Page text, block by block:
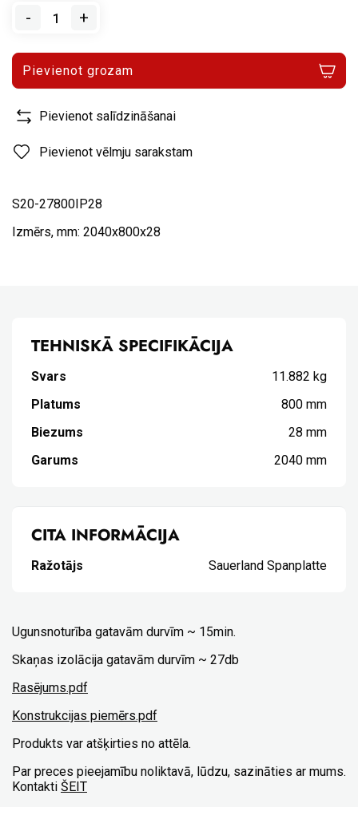
- +
Pievienot grozam
Pievienot salīdzināšanai
Pievienot vēlmju sarakstam
S20-27800IP28
Izmērs, mm: 2040x800x28
TEHNISKĀ SPECIFIKĀCIJA
Svars
11.882 kg
Platums
800 mm
Biezums
28 mm
Garums
2040 mm
CITA INFORMĀCIJA
Ražotājs Sauerland Spanplatte
Ugunsnoturība gatavām durvīm ~ 15min.
Skaņas izolācija gatavām durvīm ~ 27db
Rasējums.pdf
Konstrukcijas piemērs.pdf
Produkts var atšķirties no attēla.
Par preces pieejamību noliktavā, lūdzu, sazināties ar mums.
Kontakti ŠEIT